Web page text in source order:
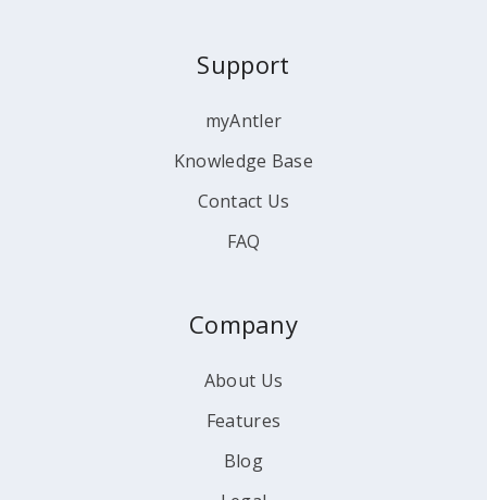
Support
myAntler
Knowledge Base
Contact Us
FAQ
Company
About Us
Features
Blog